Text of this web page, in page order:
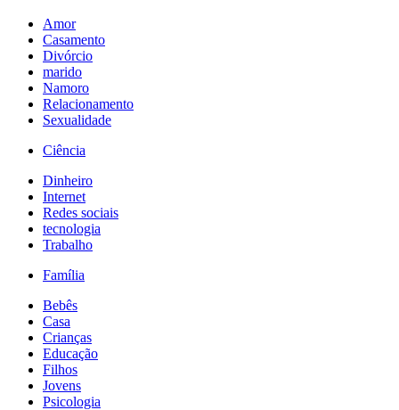
Amor
Casamento
Divórcio
marido
Namoro
Relacionamento
Sexualidade
Ciência
Dinheiro
Internet
Redes sociais
tecnologia
Trabalho
Família
Bebês
Casa
Crianças
Educação
Filhos
Jovens
Psicologia